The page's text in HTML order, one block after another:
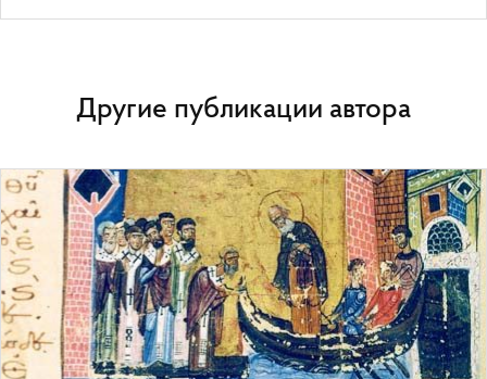
Другие публикации автора